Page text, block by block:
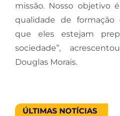
missão. Nosso objetivo
qualidade de formação
que eles estejam
sociedade”,
Douglas Morais.
ÚLTIMAS NOTÍCIAS